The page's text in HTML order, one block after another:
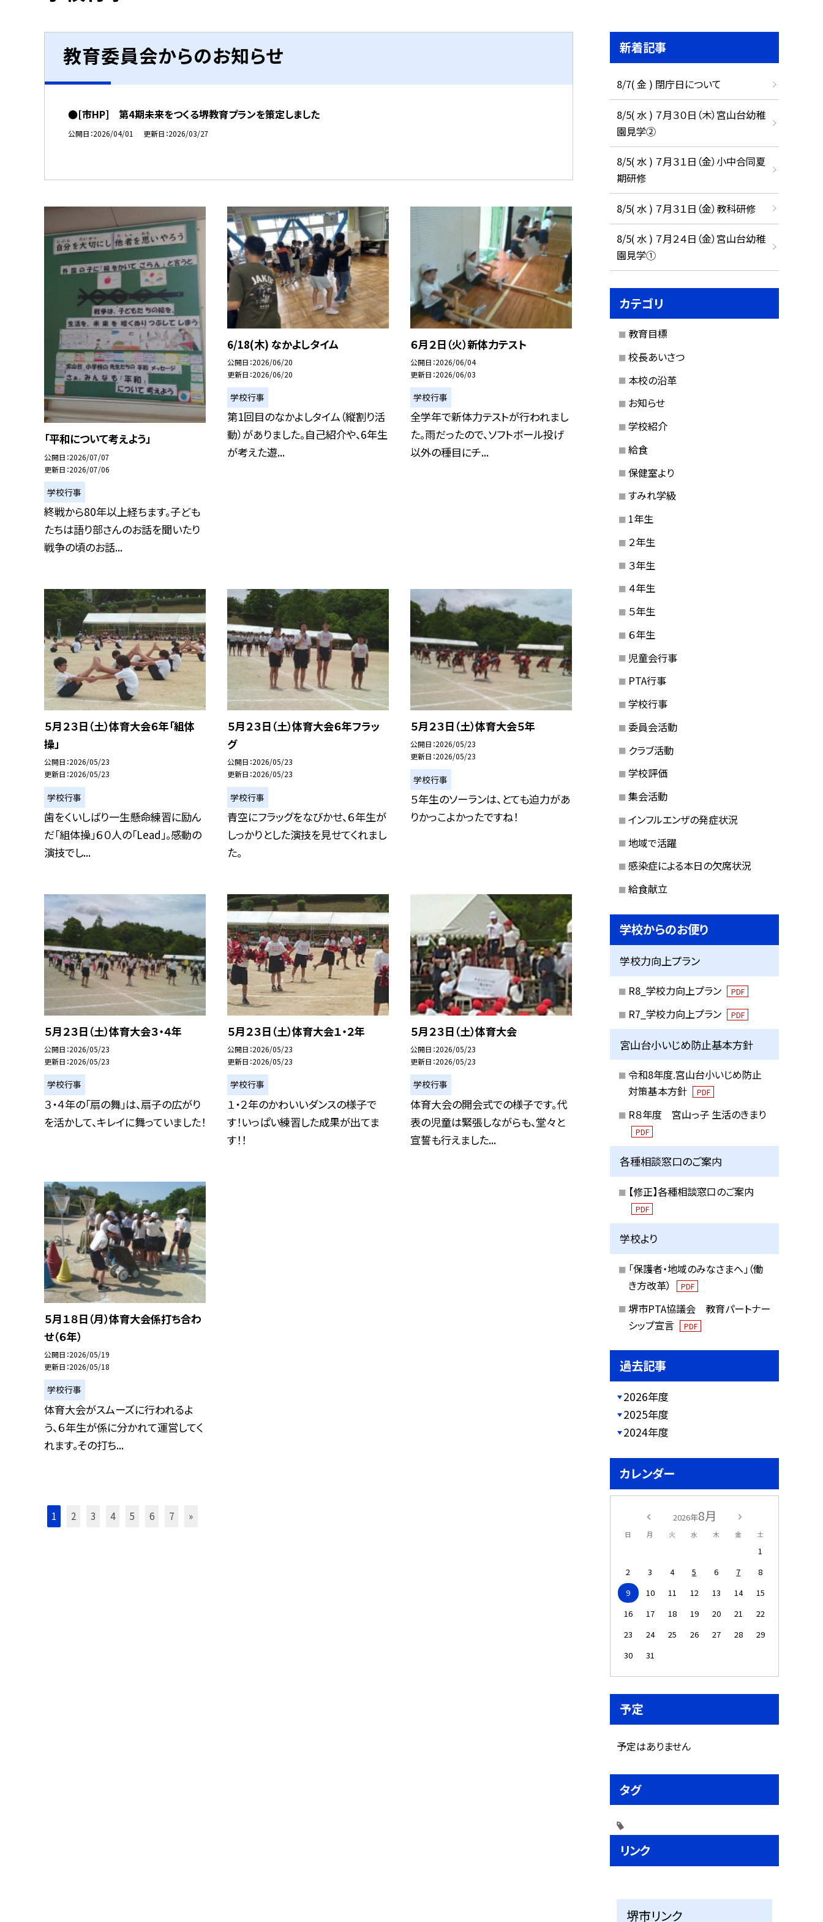
教育委員会からのお知らせ
●[市HP] 第4期未来をつくる堺教育プランを策定しました
公開日 2026/04/01 更新日 2026/03/27
「平和について考えよう」
公開日 2026/07/07
更新日 2026/07/06
学校行事
終戦から80年以上経ちます。子ども
たちは語り部さんのお話を聞いたり
戦争の頃のお話...
6/18(木) なかよしタイム
公開日 2026/06/20
更新日 2026/06/20
学校行事
第1回目のなかよしタイム（縦割り活
動）がありました。自己紹介や、6年生
が考えた遊...
６月２日（火）新体力テスト
公開日 2026/06/04
更新日 2026/06/03
学校行事
全学年で新体力テストが行われまし
た。雨だったので、ソフトボール投げ
以外の種目にチ...
５月２３日（土）体育大会６年「組体
操」
公開日 2026/05/23
更新日 2026/05/23
学校行事
歯をくいしばり一生懸命練習に励ん
だ「組体操」６０人の「Lead」。感動の
演技でし...
５月２３日（土）体育大会６年フラッ
グ
公開日 2026/05/23
更新日 2026/05/23
学校行事
青空にフラッグをなびかせ、６年生が
しっかりとした演技を見せてくれまし
た。
５月２３日（土）体育大会５年
公開日 2026/05/23
更新日 2026/05/23
学校行事
５年生のソーランは、とても迫力があ
りかっこよかったですね！
５月２３日（土）体育大会３・４年
公開日 2026/05/23
更新日 2026/05/23
学校行事
３・４年の「扇の舞」は、扇子の広がり
を活かして、キレイに舞っていました！
５月２３日（土）体育大会１・２年
公開日 2026/05/23
更新日 2026/05/23
学校行事
１・２年のかわいいダンスの様子で
す！いっぱい練習した成果が出てま
す！！
５月２３日（土）体育大会
公開日 2026/05/23
更新日 2026/05/23
学校行事
体育大会の開会式での様子です。代
表の児童は緊張しながらも、堂々と
宣誓も行えました...
５月１８日（月）体育大会係打ち合わ
せ（６年）
公開日 2026/05/19
更新日 2026/05/18
学校行事
体育大会がスムーズに行われるよ
う、６年生が係に分かれて運営してく
れます。その打ち...
1 2 3 4 5 6 7 »
新着記事
8/7( 金 ) 閉庁日について
8/5( 水 ) ７月３０日（木）宮山台幼稚
園見学②
8/5( 水 ) ７月３１日（金）小中合同夏
期研修
8/5( 水 ) ７月３１日（金）教科研修
8/5( 水 ) ７月２４日（金）宮山台幼稚
園見学①
カテゴリ
教育目標
校長あいさつ
本校の沿革
お知らせ
学校紹介
給食
保健室より
すみれ学級
1年生
２年生
３年生
４年生
５年生
６年生
児童会行事
PTA行事
学校行事
委員会活動
クラブ活動
学校評価
集会活動
インフルエンザの発症状況
地域で活躍
感染症による本日の欠席状況
給食献立
学校からのお便り
学校力向上プラン
R8_学校力向上プラン PDF
R7_学校力向上プラン PDF
宮山台小いじめ防止基本方針
令和8年度.宮山台小いじめ防止
対策基本方針
PDF
R８年度 宮山っ子 生活のきまり
PDF
各種相談窓口のご案内
【修正】各種相談窓口のご案内
PDF
学校より
「保護者・地域のみなさまへ」（働
き方改革）
PDF
堺市PTA協議会 教育パートナー
シップ宣言
PDF
過去記事
2026年度
2025年度
2024年度
カレンダー
2026年8月
日 月 火 水 木 金 土
1
2
3 4 5 6 7
8
9
10 11 12 13 14
15
16
17 18 19 20 21
22
23
24 25 26 27 28
29
30
31
予定
予定はありません
タグ
リンク
堺市リンク